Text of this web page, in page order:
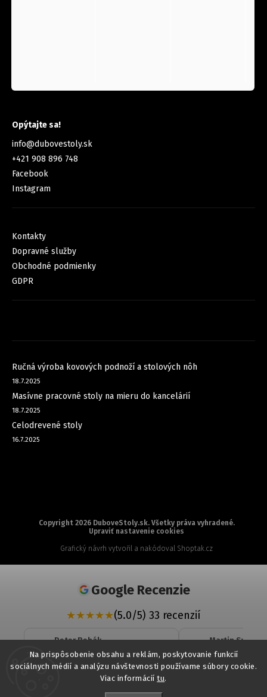
Na prispôsobenie obsahu a reklám, poskytovanie funkcií
sociálnych médií a analýzu návštevnosti používame súbory cookie.
Viac informáciítu.
Opýtajte sa!
info@dubovestoly.sk
+421 908 896 748
Facebook
Instagram
Kontakty
Dopravné služby
Obchodné podmienky
GDPR
Ručná výroba kovových podnoží a stolových nôh
18.7.2025
Masívne pracovné stoly na mieru do kancelárií
18.7.2025
Celodrevené stoly
16.7.2025
Copyright 2026 DuboveStoly.sk. Všetky práva vyhradené.
Upraviť nastavenie cookies
Grafický návrh vytvořil a nakódoval Shoptak.cz
Google Recenzie
★★★★★(5.0/5) 33 recenzií
Peter Rehák
★★★★★
Veľká spokojnosť. Profesionálny
a zároveň veľmi ľudský prístup,
Martin Svrcek
★★★
objednaná